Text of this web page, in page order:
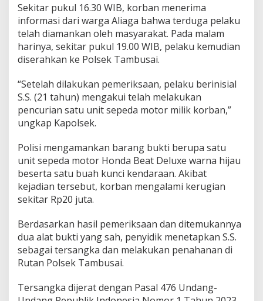
Sekitar pukul 16.30 WIB, korban menerima
informasi dari warga Aliaga bahwa terduga pelaku
telah diamankan oleh masyarakat. Pada malam
harinya, sekitar pukul 19.00 WIB, pelaku kemudian
diserahkan ke Polsek Tambusai.
“Setelah dilakukan pemeriksaan, pelaku berinisial
S.S. (21 tahun) mengakui telah melakukan
pencurian satu unit sepeda motor milik korban,”
ungkap Kapolsek.
Polisi mengamankan barang bukti berupa satu
unit sepeda motor Honda Beat Deluxe warna hijau
beserta satu buah kunci kendaraan. Akibat
kejadian tersebut, korban mengalami kerugian
sekitar Rp20 juta.
Berdasarkan hasil pemeriksaan dan ditemukannya
dua alat bukti yang sah, penyidik menetapkan S.S.
sebagai tersangka dan melakukan penahanan di
Rutan Polsek Tambusai.
Tersangka dijerat dengan Pasal 476 Undang-